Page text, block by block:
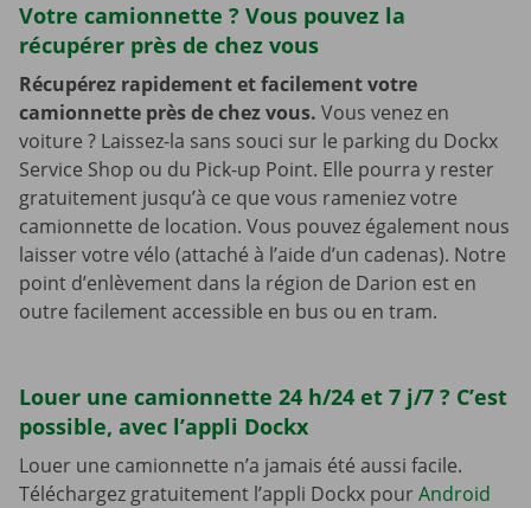
Votre camionnette ? Vous pouvez la
récupérer près de chez vous
Récupérez rapidement et facilement votre
camionnette près de chez vous. Vous venez en
voiture ? Laissez-la sans souci sur le parking du Dockx
Service Shop ou du Pick-up Point. Elle pourra y rester
gratuitement jusqu’à ce que vous rameniez votre
camionnette de location. Vous pouvez également nous
laisser votre vélo (attaché à l’aide d’un cadenas). Notre
point d’enlèvement dans la région de Darion est en
outre facilement accessible en bus ou en tram.
Louer une camionnette 24 h/24 et 7 j/7 ? C’est
possible, avec l’appli Dockx
Louer une camionnette n’a jamais été aussi facile.
Téléchargez gratuitement l’appli Dockx pourAndroid